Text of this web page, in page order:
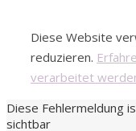
Diese Website
reduzieren.
verarbeitet
Diese Fehlermeldung
sichtbar